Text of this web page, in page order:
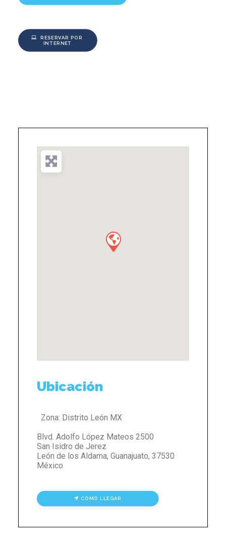
RESERVAR POR
INTERNET
Ubicación
Zona: Distrito León MX
Blvd. Adolfo López Mateos 2500
San Isidro de Jerez
León de los Aldama, Guanajuato, 37530
México
CÓMO LLEGAR